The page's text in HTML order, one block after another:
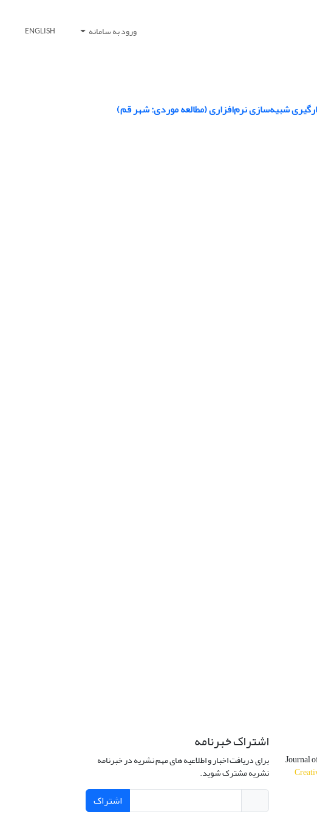
ورود به سامانه ENGLISH
شبیه‌سازی نرم‌افزاری (مطالعه موردی: شهر قم)
Journal
اشتراک خبرنامه
برای دریافت اخبار و اطلاعیه های مهم نشریه در خبرنامه
نشریه مشترک شوید.
اشتراک